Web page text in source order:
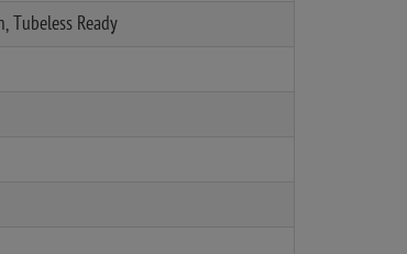
Tubeless Ready